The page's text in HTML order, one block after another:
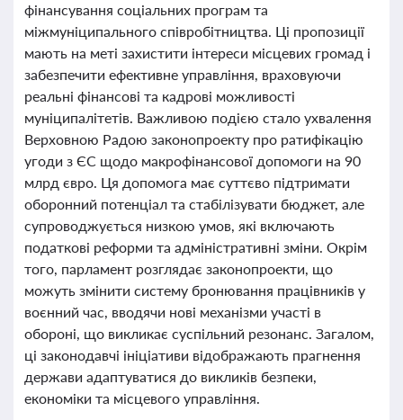
фінансування соціальних програм та
міжмуніципального співробітництва. Ці пропозиції
мають на меті захистити інтереси місцевих громад і
забезпечити ефективне управління, враховуючи
реальні фінансові та кадрові можливості
муніципалітетів. Важливою подією стало ухвалення
Верховною Радою законопроекту про ратифікацію
угоди з ЄС щодо макрофінансової допомоги на 90
млрд євро. Ця допомога має суттєво підтримати
оборонний потенціал та стабілізувати бюджет, але
супроводжується низкою умов, які включають
податкові реформи та адміністративні зміни. Окрім
того, парламент розглядає законопроекти, що
можуть змінити систему бронювання працівників у
воєнний час, вводячи нові механізми участі в
обороні, що викликає суспільний резонанс. Загалом,
ці законодавчі ініціативи відображають прагнення
держави адаптуватися до викликів безпеки,
економіки та місцевого управління.